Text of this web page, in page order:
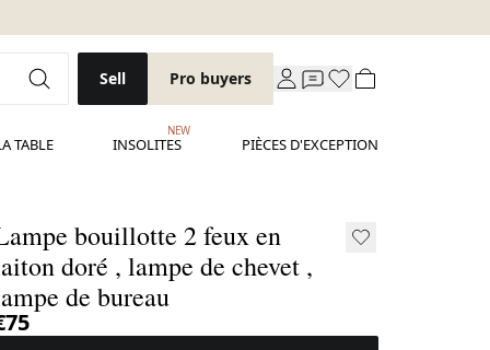
Sell Pro buyers
TABLE INSOLITES
NEW
PIÈCES D'EXCEPTION
bouillotte 2 feux en
doré , lampe de chevet ,
de bureau